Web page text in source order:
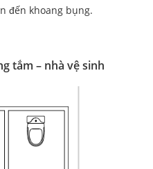
đến khoang bụng.
tắm – nhà vệ sinh